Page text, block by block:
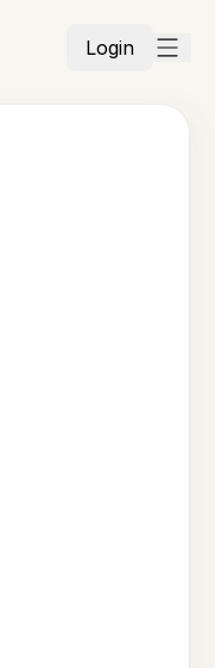
Login